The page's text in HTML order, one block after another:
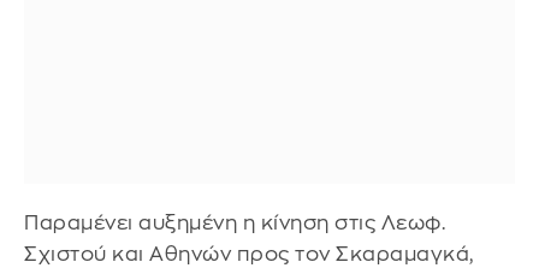
Παραμένει αυξημένη η κίνηση στις Λεωφ.
Σχιστού και Αθηνών προς τον Σκαραμαγκά,